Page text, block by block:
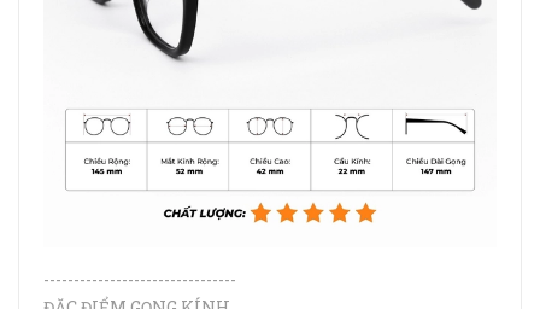
--------------------------------